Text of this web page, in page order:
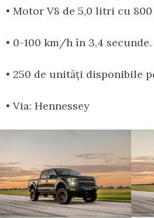
• Motor V8 de 5,0 litri cu
• 0-100 km/h în 3,4 secunde.
• 250 de unități disponibile
• Via: Hennessey